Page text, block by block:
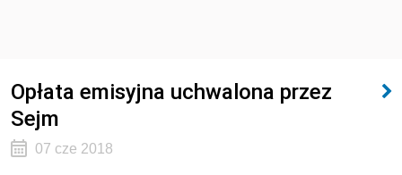
Opłata emisyjna uchwalona przez
Sejm
07 cze 2018